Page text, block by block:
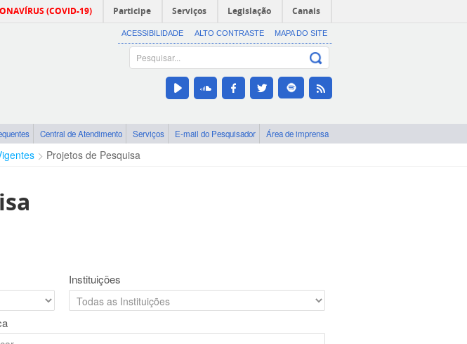
(COVID-19) Participe Serviços Legislação Canais
ACESSIBILIDADE ALTO CONTRASTE MAPA DO SITE
Central de Atendimento Serviços E-mail do Pesquisador Área de imprensa
Projetos de Pesquisa
Instituições